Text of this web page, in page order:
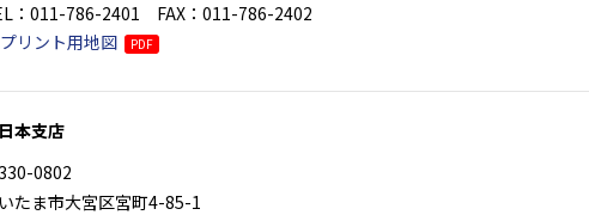
：011-786-2401 FAX：011-786-2402
プリント用地図
PDF
本支店
0802
たま市大宮区宮町4-85-1